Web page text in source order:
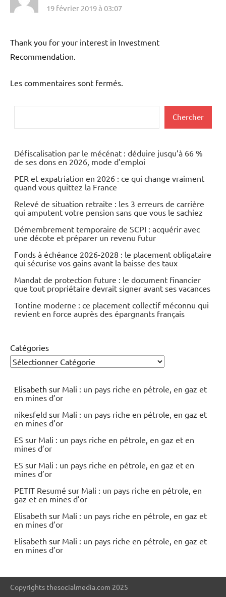
19 février 2019 à 03:07
Thank you for your interest in Investment
Recommendation.
Les commentaires sont fermés.
Chercher
Défiscalisation par le mécénat : déduire jusqu’à 66 %
de ses dons en 2026, mode d’emploi
PER et expatriation en 2026 : ce qui change vraiment
quand vous quittez la France
Relevé de situation retraite : les 3 erreurs de carrière
qui amputent votre pension sans que vous le sachiez
Démembrement temporaire de SCPI : acquérir avec
une décote et préparer un revenu futur
Fonds à échéance 2026-2028 : le placement obligataire
qui sécurise vos gains avant la baisse des taux
Mandat de protection future : le document financier
que tout propriétaire devrait signer avant ses vacances
Tontine moderne : ce placement collectif méconnu qui
revient en force auprès des épargnants français
Catégories
Elisabeth sur Mali : un pays riche en pétrole, en gaz et
en mines d’or
nikesfeld sur Mali : un pays riche en pétrole, en gaz et
en mines d’or
ES sur Mali : un pays riche en pétrole, en gaz et en
mines d’or
ES sur Mali : un pays riche en pétrole, en gaz et en
mines d’or
PETIT Resumé sur Mali : un pays riche en pétrole, en
gaz et en mines d’or
Elisabeth sur Mali : un pays riche en pétrole, en gaz et
en mines d’or
Elisabeth sur Mali : un pays riche en pétrole, en gaz et
en mines d’or
Copyrights thesocialmedia.com 2025